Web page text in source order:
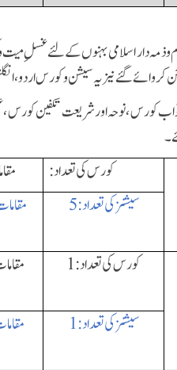
میں عوام و ذمہ دار اسلامی بہنوں کے لئے
گئے نیز یہ سیشن و کورس
کورس ،نوحہ اور شریعت تکفین
کورس کی تعداد:
سیشنز کی تعداد: 5
کورس کی تعداد: 1
سیشنز کی تعداد: 1